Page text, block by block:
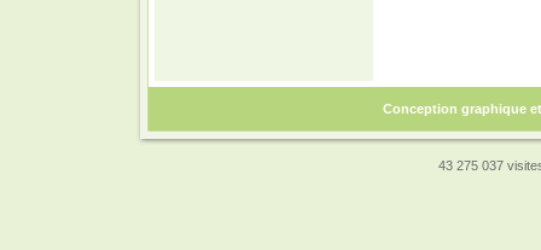
Conception graphique
43 275 037